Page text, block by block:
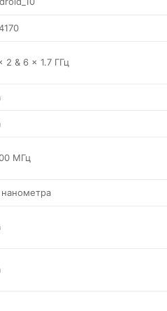
2 & 6 x 1.7 ГГц
МГц
нанометра